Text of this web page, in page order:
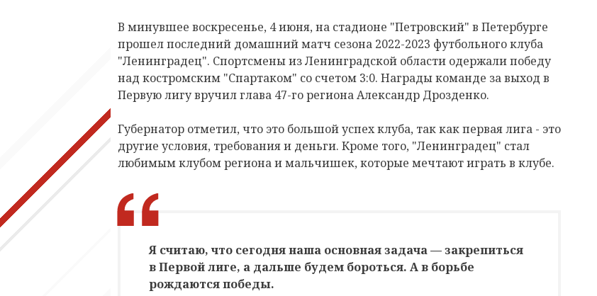
В минувшее воскресенье, 4 июня, на стадионе "Петровский" в Петербурге
прошел последний домашний матч сезона 2022-2023 футбольного клуба
"Ленинградец". Спортсмены из Ленинградской области одержали победу
над костромским "Спартаком" со счетом 3:0. Награды команде за выход в
Первую лигу вручил глава 47-го региона Александр Дрозденко.
Губернатор отметил, что это большой успех клуба, так как первая лига - это
другие условия, требования и деньги. Кроме того, "Ленинградец" стал
любимым клубом региона и мальчишек, которые мечтают играть в клубе.
Я считаю, что сегодня наша основная задача — закрепиться
в Первой лиге, а дальше будем бороться. А в борьбе
рождаются победы.